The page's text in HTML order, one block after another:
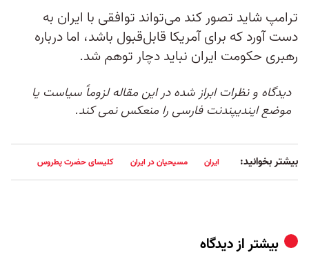
ترامپ شاید تصور کند می‌تواند توافقی با ایران به
دست آورد که برای آمریکا قابل‌قبول باشد، اما درباره
رهبری حکومت ایران نباید دچار توهم شد.
دیدگاه و نظرات ابراز شده در این مقاله لزوماً سیاست یا
موضع ایندیپندنت فارسی را منعکس نمی کند.
بیشتر بخوانید: ایران مسیحیان در ایران کلیسای حضرت پطروس
بیشتر ازدیدگاه